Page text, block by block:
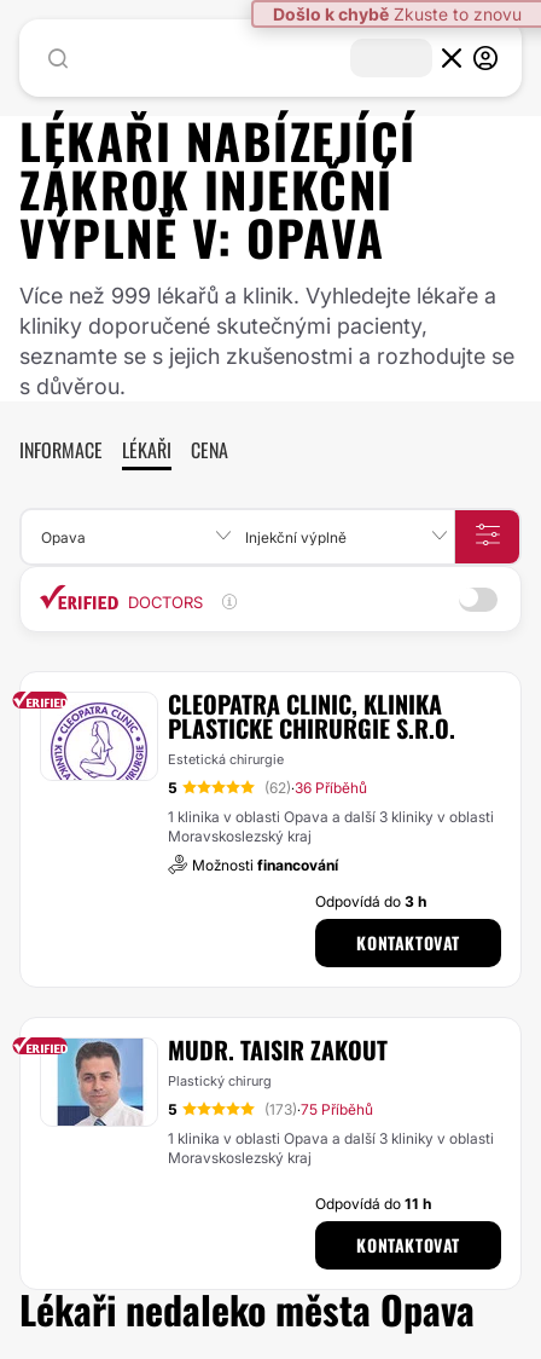
Došlo k chybě Zkuste to znovu
LÉKAŘI NABÍZEJÍCÍ
ZÁKROK INJEKČNÍ
VÝPLNĚ V: OPAVA
Více než 999 lékařů a klinik. Vyhledejte lékaře a
kliniky doporučené skutečnými pacienty,
seznamte se s jejich zkušenostmi a rozhodujte se
s důvěrou.
INFORMACE LÉKAŘI CENA
Opava Injekční výplně
DOCTORS
CLEOPATRA CLINIC, KLINIKA
PLASTICKÉ CHIRURGIE S.R.O.
Estetická chirurgie
5 (62)·36 Příběhů
1 klinika v oblasti Opava a další 3 kliniky v oblasti
Moravskoslezský kraj
Možnosti financování
Odpovídá do3 h
KONTAKTOVAT
MUDR. TAISIR ZAKOUT
Plastický chirurg
5 (173)·75 Příběhů
1 klinika v oblasti Opava a další 3 kliniky v oblasti
Moravskoslezský kraj
Odpovídá do11 h
KONTAKTOVAT
Lékaři nedaleko města Opava